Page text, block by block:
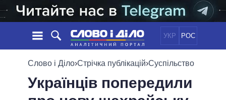
УКР РОС
НОВИНИ
СТРІЧКА
ПОЛІТИКА
ОБIЦЯНКИ
Слово і Діло›Стрічка публікацій›Суспільство
Українців попередили